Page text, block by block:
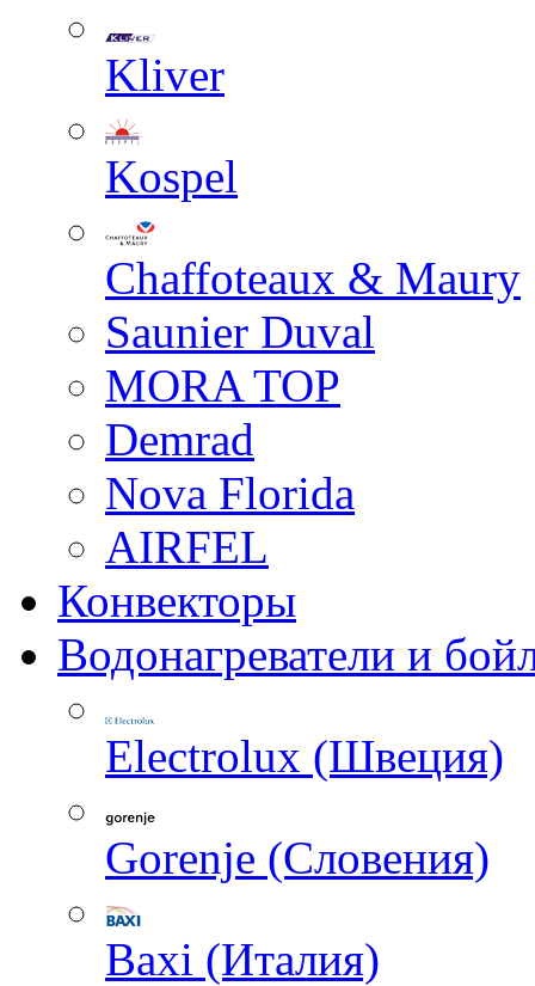
Kliver
Kospel
Chaffoteaux & Maury
Saunier Duval
MORA TOP
Demrad
Nova Florida
AIRFEL
Конвекторы
Водонагреватели и
Electrolux (Швеция)
Gorenje (Словения)
Baxi (Италия)